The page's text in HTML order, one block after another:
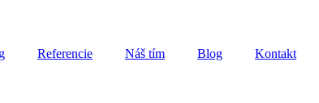
Referencie Náš tím Blog Kontakt